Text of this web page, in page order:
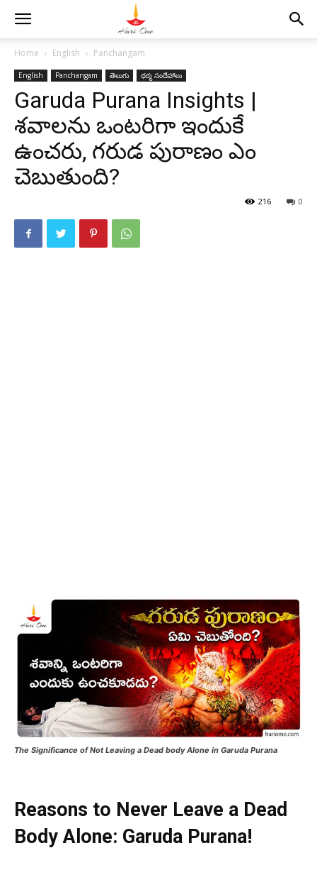
Home English Panchangam
English Panchangam తెలుగు ధర్మ సందేహాలు
Garuda Purana Insights |
శవాలను ఒంటరిగా ఇందుకే
ఉంచరు, గరుడ పురాణం ఎం
చెబుతుంది?
0
216
The Significance of Not Leaving a Dead body Alone in Garuda Purana
Reasons to Never Leave a Dead
Body Alone: Garuda Purana!